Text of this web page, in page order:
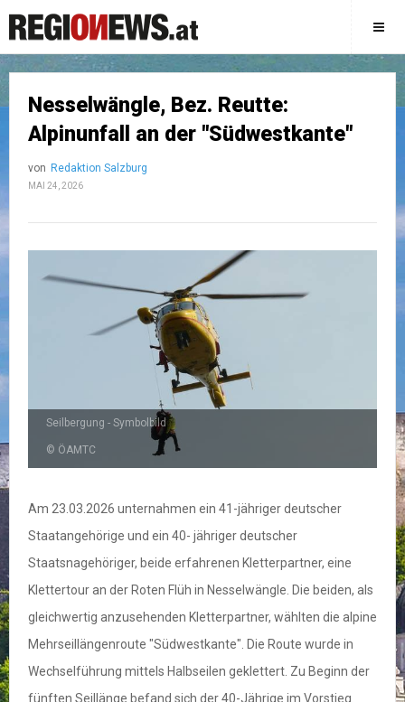
Nesselwängle, Bez. Reutte:
Alpinunfall an der "Südwestkante"
von Redaktion Salzburg
MAI 24, 2026
Seilbergung - Symbolbild
© ÖAMTC
Am 23.03.2026 unternahmen ein 41-jähriger deutscher
Staatangehörige und ein 40- jähriger deutscher
Staatsnagehöriger, beide erfahrenen Kletterpartner, eine
Klettertour an der Roten Flüh in Nesselwängle. Die beiden, als
gleichwertig anzusehenden Kletterpartner, wählten die alpine
Mehrseillängenroute "Südwestkante". Die Route wurde in
Wechselführung mittels Halbseilen geklettert. Zu Beginn der
fünften Seillänge befand sich der 40-Jährige im Vorstieg.